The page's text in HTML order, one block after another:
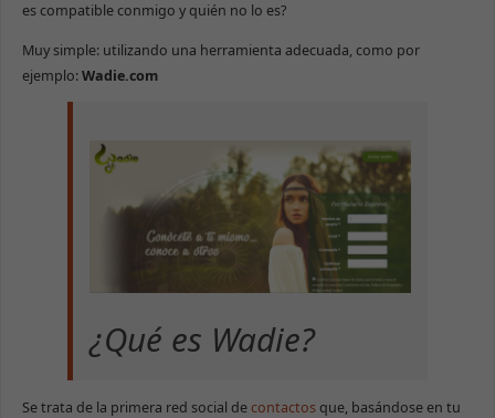
es compatible conmigo y quién no lo es?
Muy simple: utilizando una herramienta adecuada, como por
ejemplo:Wadie.com
¿Qué es Wadie?
Se trata de la primera red social decontactosque, basándose en tu